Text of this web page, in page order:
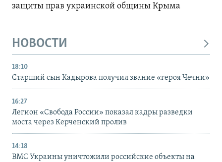
защиты прав украинской общины Крыма
НОВОСТИ
18:10
Старший сын Кадырова получил звание «героя Чечни»
16:27
Легион «Свобода России» показал кадры разведки
моста через Керченский пролив
14:18
ВМС Украины уничтожили российские объекты на